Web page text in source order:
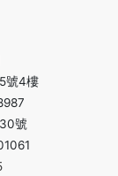
號4樓
號